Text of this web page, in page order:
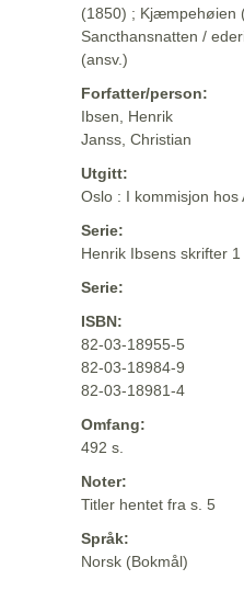
(1850) ; Kjæmpehøien
Sancthansnatten /
(ansv.)
Forfatter/person:
Ibsen, Henrik
Janss, Christian
Utgitt:
Oslo : I kommisjon hos
Serie:
Henrik Ibsens skrifter 1
Serie:
ISBN:
82-03-18955-5
82-03-18984-9
82-03-18981-4
Omfang:
492 s.
Noter:
Titler hentet fra s. 5
Språk:
Norsk (Bokmål)